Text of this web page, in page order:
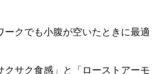
ークでも小腹が空いたときに最適
クサク食感」と「ローストアーモ